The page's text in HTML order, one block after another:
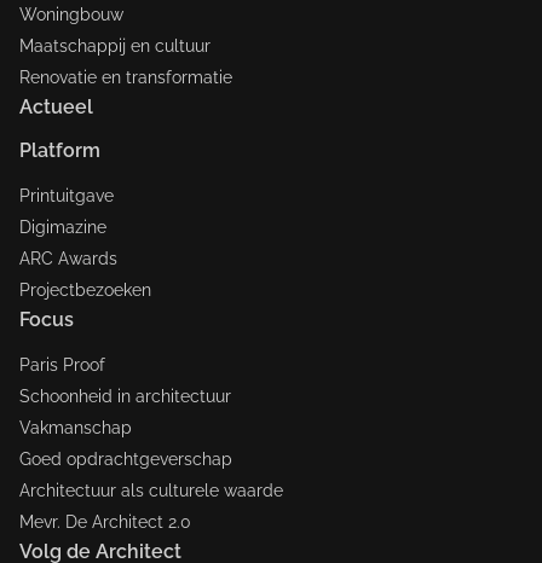
Woningbouw
Maatschappij en cultuur
Renovatie en transformatie
Actueel
Platform
Printuitgave
Digimazine
ARC Awards
Projectbezoeken
Focus
Paris Proof
Schoonheid in architectuur
Vakmanschap
Goed opdrachtgeverschap
Architectuur als culturele waarde
Mevr. De Architect 2.0
Volg de Architect